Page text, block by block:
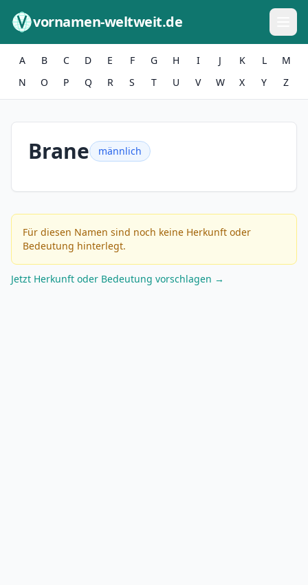
vornamen-weltweit.de
A B C D E F G H I J K L
M
N
O P Q R S T U V W X Y Z
Brane männlich
Für diesen Namen sind noch keine Herkunft oder
Bedeutung hinterlegt.
Jetzt Herkunft oder Bedeutung vorschlagen →